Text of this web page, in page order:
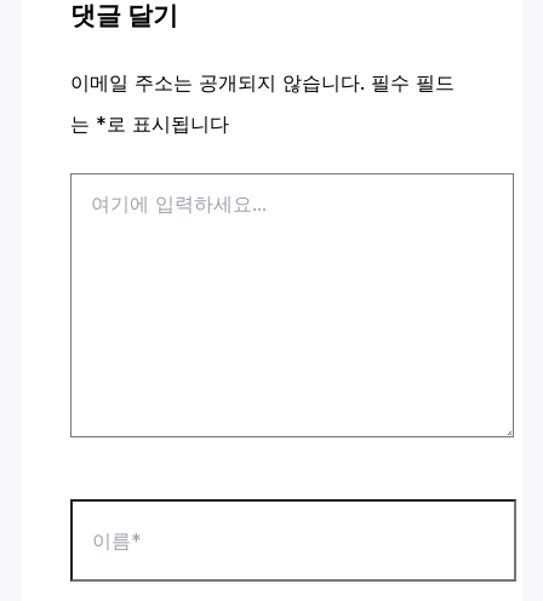
댓글 달기
이메일 주소는 공개되지 않습니다. 필수 필드
는 *로 표시됩니다